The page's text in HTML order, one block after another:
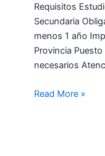
Requisitos
Secundaria
menos 1 año
Provincia
necesarios
Read More »